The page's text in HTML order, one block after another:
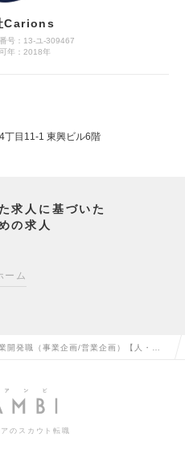
Carions
号：13-ユ‐309467
年：2018年
丁目11-1 東興ビル6階
求人に基づいた
の求人
ーム
開発職（事業企画/営業企画）【人・組
モート・フレックスの求人情報
のスカウト転職